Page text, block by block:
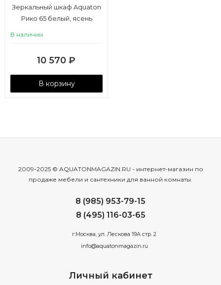
Зеркальный шкаф Aquaton
Рико 65 белый, ясень
В наличии
10 570 ₽
В корзину
2009-2025 © AQUATONMAGAZIN.RU - интернет-магазин по
продаже мебели и сантехники для ванной комнаты.
8 (985) 953-79-15
8 (495) 116-03-65
г.Москва, ул. Лескова 19А стр. 2
info@aquatonmagazin.ru
Личный кабинет